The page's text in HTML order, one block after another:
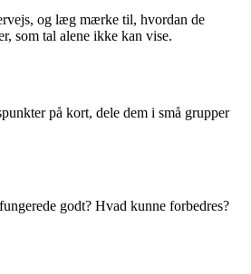
og læg mærke til, hvordan de
som tal alene ikke kan vise.
på kort, dele dem i små grupper
godt? Hvad kunne forbedres?